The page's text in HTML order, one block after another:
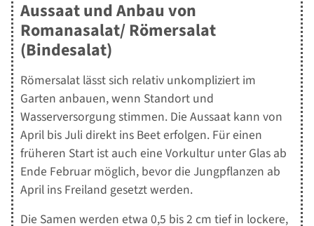
Aussaat und Anbau von
Romanasalat/ Römersalat
(Bindesalat)
Römersalat lässt sich relativ unkompliziert im
Garten anbauen, wenn Standort und
Wasserversorgung stimmen. Die Aussaat kann von
April bis Juli direkt ins Beet erfolgen. Für einen
früheren Start ist auch eine Vorkultur unter Glas ab
Ende Februar möglich, bevor die Jungpflanzen ab
April ins Freiland gesetzt werden.
Die Samen werden etwa 0,5 bis 2 cm tief in lockere,